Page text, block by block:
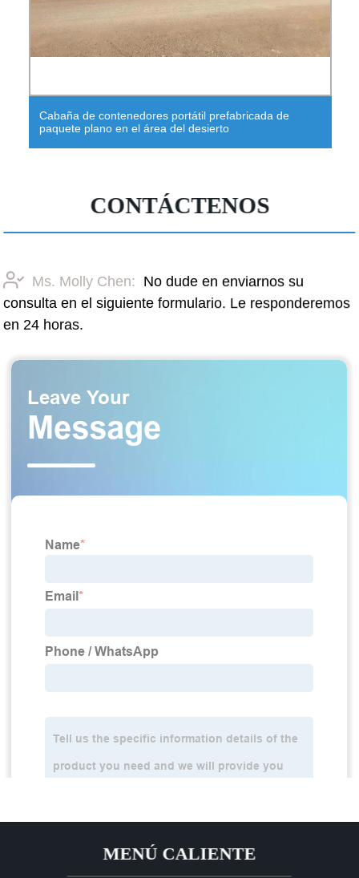
Cabaña de contenedores portátil prefabricada de
paquete plano en el área del desierto
CONTÁCTENOS
Ms. Molly Chen: No dude en enviarnos su
consulta en el siguiente formulario. Le responderemos
en 24 horas.
MENÚ CALIENTE